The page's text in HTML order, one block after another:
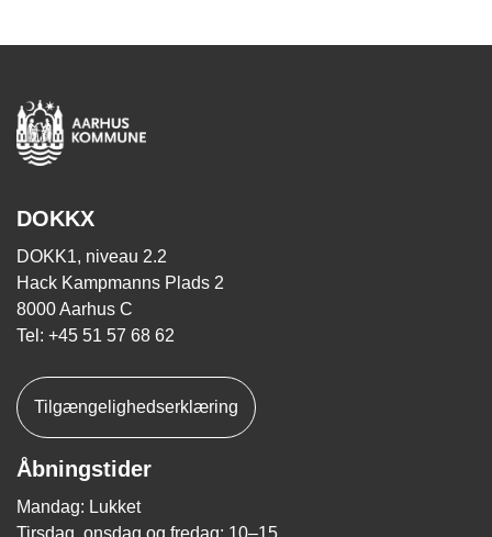
DOKKX
DOKK1, niveau 2.2
Hack Kampmanns Plads 2
8000 Aarhus C
Tel: +45 51 57 68 62
Tilgængelighedserklæring
Åbningstider
Mandag: Lukket
Tirsdag, onsdag og fredag: 10–15